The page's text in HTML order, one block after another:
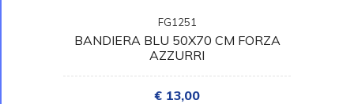
FG1251
BANDIERA BLU 50X70 CM FORZA
AZZURRI
€ 13,00